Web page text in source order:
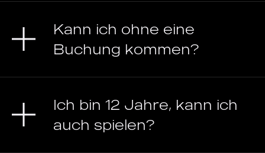
Kann ich ohne eine
Buchung kommen?
Ich bin 12 Jahre, kann ich
auch spielen?